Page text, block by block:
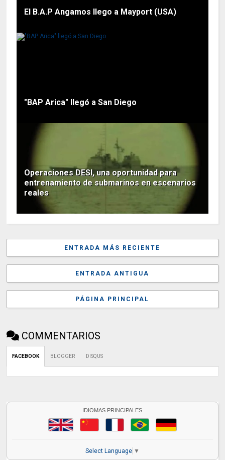
El B.A.P Angamos llego a Mayport (USA)
"BAP Arica" llegó a San Diego
Operaciones DESI, una oportunidad para
entrenamiento de submarinos en escenarios
reales
ENTRADA MÁS RECIENTE
ENTRADA ANTIGUA
PÁGINA PRINCIPAL
COMMENTARIOS
FACEBOOK BLOGGER DISQUS
IDIOMAS PRINCIPALES
Select Language ▼